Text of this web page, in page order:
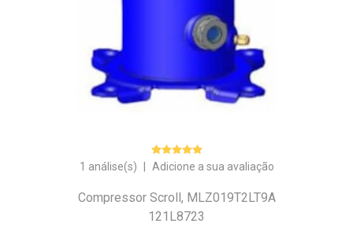
1 análise(s) Adicione a sua avaliação
Compressor Scroll, MLZ019T2LT9A
121L8723